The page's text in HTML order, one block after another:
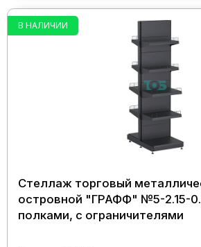
В НАЛИЧИИ
Стеллаж торговый
островной "ГРАФФ" №5-2.15-
полками, с ограничителями